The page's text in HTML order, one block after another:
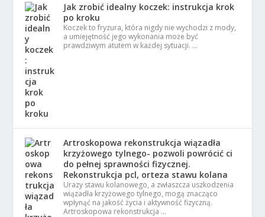
Jak zrobić idealny koczek: instrukcja krok
po kroku
Koczek to fryzura, która nigdy nie wychodzi z mody,
a umiejętność jego wykonania może być
prawdziwym atutem w każdej sytuacji. …
Artroskopowa rekonstrukcja wiązadła
krzyżowego tylnego- pozwoli powrócić ci
do pełnej sprawności fizycznej.
Rekonstrukcja pcl, orteza stawu kolana
Urazy stawu kolanowego, a zwłaszcza uszkodzenia
wiązadła krzyżowego tylnego, mogą znacząco
wpłynąć na jakość życia i aktywność fizyczną.
Artroskopowa rekonstrukcja …